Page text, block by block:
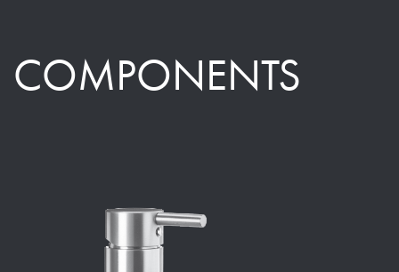
COMPONENTS